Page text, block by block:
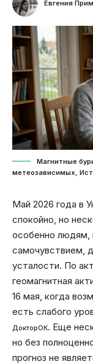
Евгения
Магнитные
метеозависимых,
Май 2026 года в
спокойно, но
особенно людям,
самочувствием,
усталости. По
геомагнитная
16 мая, когда
есть слабого
ДокторОК. Еще
но без
прогноз не